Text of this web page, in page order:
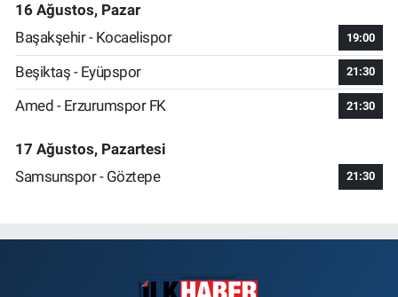
16 Ağustos, Pazar
Başakşehir - Kocaelispor
19:00
Beşiktaş - Eyüpspor 21:30
Amed - Erzurumspor FK 21:30
17 Ağustos, Pazartesi
Samsunspor - Göztepe
21:30